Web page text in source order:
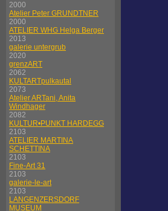
2000
Atelier Peter GRUNDTNER
2000
ATELIER WHG Helga Berger
2013
galerie untergrub
2020
grenzART
2062
KULTARTpulkautal
2073
Atelier ARTani, Anita
Windhager
2082
KULTUR•PUNKT HARDEGG
2103
ATELIER MARTINA
SCHETTINA
2103
Fine-Art 31
2103
galerie-le-art
2103
LANGENZERSDORF
MUSEUM